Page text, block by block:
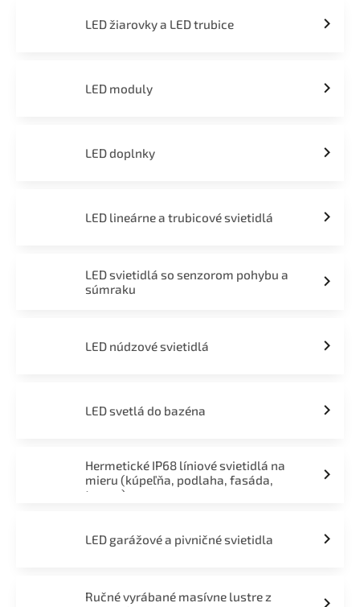
LED žiarovky a LED trubice
LED moduly
LED doplnky
LED lineárne a trubicové svietidlá
LED svietidlá so senzorom pohybu a
súmraku
LED núdzové svietidlá
LED svetlá do bazéna
Hermetické IP68 líniové svietidlá na
mieru (kúpeľňa, podlaha, fasáda,
terasa)
LED garážové a pivničné svietidla
Ručné vyrábané masívne lustre z